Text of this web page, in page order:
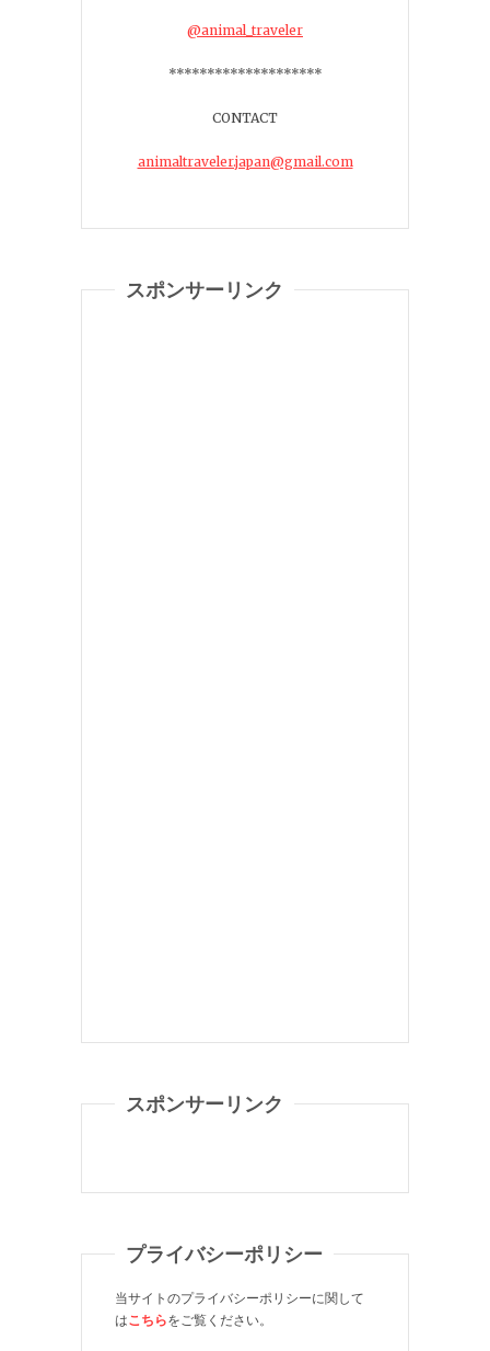
@animal_traveler
********************
CONTACT
animaltraveler.japan@gmail.com
スポンサーリンク
スポンサーリンク
プライバシーポリシー
当サイトのプライバシーポリシーに関して
はこちらをご覧ください。